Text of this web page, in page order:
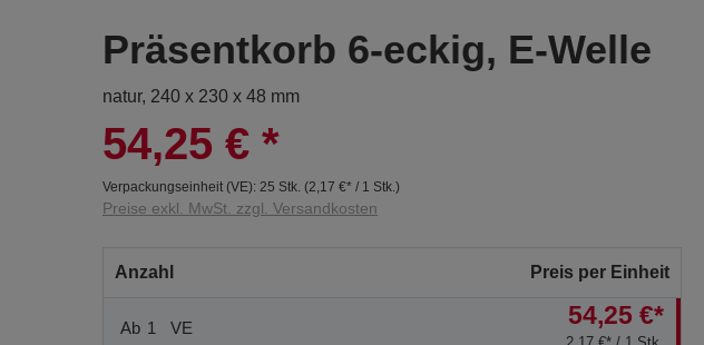
Präsentkorb 6-eckig, E-Welle
natur, 240 x 230 x 48 mm
54,25 € *
Verpackungseinheit (VE): 25 Stk. (2,17 €* / 1 Stk.)
Preise exkl. MwSt. zzgl. Versandkosten
Anzahl Preis per Einheit
Ab 1 VE 54,25 €*